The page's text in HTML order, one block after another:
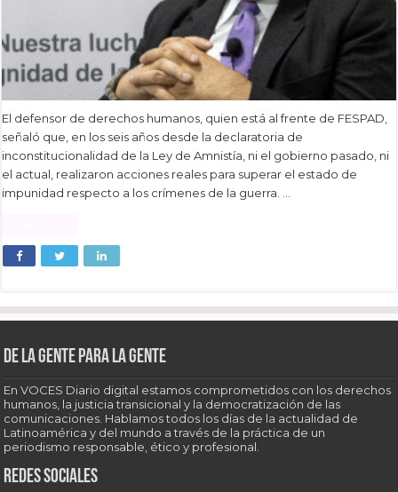
El defensor de derechos humanos, quien está al frente de FESPAD,
señaló que, en los seis años desde la declaratoria de
inconstitucionalidad de la Ley de Amnistía, ni el gobierno pasado, ni
el actual, realizaron acciones reales para superar el estado de
impunidad respecto a los crímenes de la guerra. …
De la gente para la gente
En VOCES Diario digital estamos comprometidos con los derechos
humanos, la justicia transicional y la democratización de las
comunicaciones. Hablamos todos los días de la actualidad de
Latinoamérica y del mundo a través de la práctica de un
periodismo responsable, ético y profesional.
Redes sociales